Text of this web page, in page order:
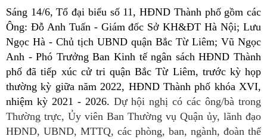
Sáng 14/6, Tổ đại biểu số 11, HĐND Thành phố gồm các
Ông: Đỗ Anh Tuấn - Giám đốc Sở KH&ĐT Hà Nội; Lưu
Ngọc Hà - Chủ tịch UBND quận Bắc Từ Liêm; Vũ Ngọc
Anh - Phó Trưởng Ban Kinh tế ngân sách HĐND Thành
phố đã tiếp xúc cử tri quận Bắc Từ Liêm, trước kỳ họp
thường kỳ giữa năm 2022, HĐND Thành phố khóa XVI,
nhiệm kỳ 2021 - 2026. Dự hội nghị có các ông/bà trong
Thường trực, Ủy viên Ban Thường vụ Quận ủy, lãnh đạo
HĐND, UBND, MTTQ, các phòng, ban, ngành, đoàn thể